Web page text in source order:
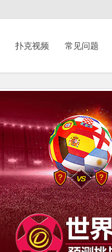
扑克视频 常见问题